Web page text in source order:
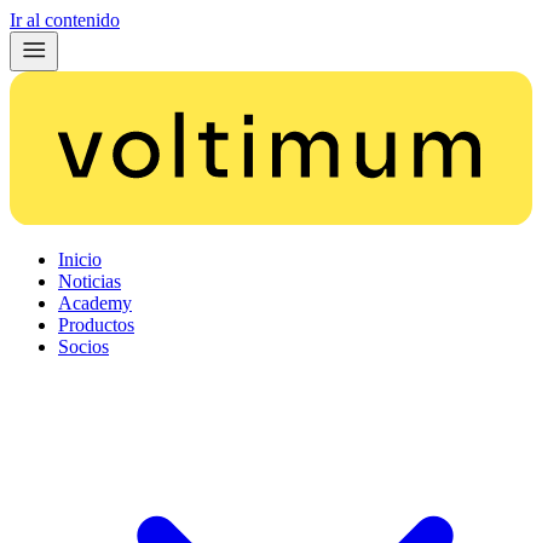
Ir al contenido
Inicio
Noticias
Academy
Productos
Socios